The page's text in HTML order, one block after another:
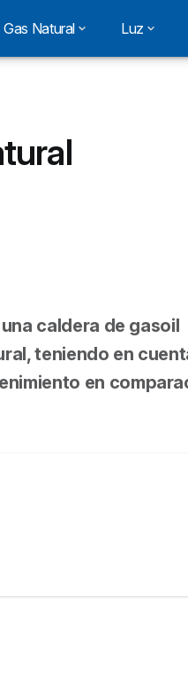
Gas Natural Luz
caldera de gasoil
teniendo en
en